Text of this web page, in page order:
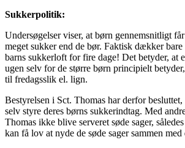
Sukkerpolitik:
Undersøgelser viser, at børn gennemsnitligt
meget sukker end de bør. Faktisk dækker bare
barns sukkerloft for fire dage! Det betyder, at
ugen selv for de større børn principielt
til fredagsslik el. lign.
Bestyrelsen i Sct. Thomas har derfor
selv styre deres børns sukkerindtag. Med
Thomas ikke blive serveret søde sager,
kan få lov at nyde de søde sager sammen med